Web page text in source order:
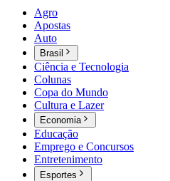
Agro
Apostas
Auto
Brasil
Ciência e Tecnologia
Colunas
Copa do Mundo
Cultura e Lazer
Economia
Educação
Emprego e Concursos
Entretenimento
Esportes